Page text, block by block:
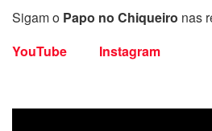
Sigam o Papo no Chiqueiro nas
YouTube
Instagram